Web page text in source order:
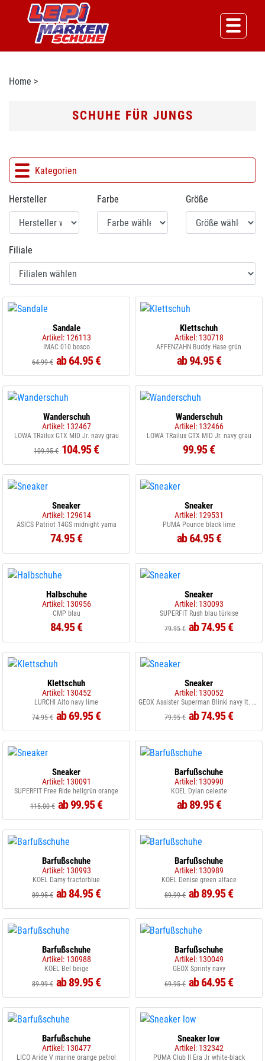
Home >
SCHUHE FÜR JUNGS
Kategorien
Hersteller Farbe Größe
Filiale
Sandale
Artikel: 126113
IMAC 010 bosco
64.99 € ab 64.95 €
Klettschuh
Artikel: 130718
AFFENZAHN Buddy Hase grün
ab 94.95 €
Wanderschuh
Artikel: 132467
LOWA TRailux GTX MID Jr. navy grau
109.95 € 104.95 €
Wanderschuh
Artikel: 132466
LOWA TRailux GTX MID Jr. navy grau
99.95 €
Sneaker
Artikel: 129614
ASICS Patriot 14GS midnight yama
74.95 €
Sneaker
Artikel: 129531
PUMA Pounce black lime
ab 64.95 €
Halbschuhe
Artikel: 130956
CMP blau
84.95 €
Sneaker
Artikel: 130093
SUPERFIT Rush blau türkise
79.95 € ab 74.95 €
Klettschuh
Artikel: 130452
LURCHI Aito navy lime
74.95 € ab 69.95 €
Sneaker
Artikel: 130052
GEOX Assister Superman Blinki navy lt. blue
79.95 € ab 74.95 €
Sneaker
Artikel: 130091
SUPERFIT Free Ride hellgrün orange
115.00 € ab 99.95 €
Barfußschuhe
Artikel: 130990
KOEL Dylan celeste
ab 89.95 €
Barfußschuhe
Artikel: 130993
KOEL Damy tractorblue
89.95 € ab 84.95 €
Barfußschuhe
Artikel: 130989
KOEL Denise green alface
89.99 € ab 89.95 €
Barfußschuhe
Artikel: 130988
KOEL Bel beige
89.99 € ab 89.95 €
Barfußschuhe
Artikel: 130049
GEOX Sprinty navy
69.95 € ab 64.95 €
Barfußschuhe
Artikel: 130477
LICO Aride V marine orange petrol
Sneaker low
Artikel: 132342
PUMA Club II Era Jr white-black